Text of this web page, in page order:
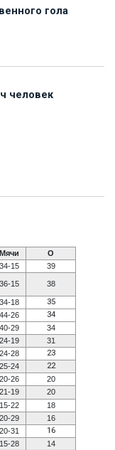
гола
человек
Мячи
О
34-15 39
36-15 38
34-18 35
44-26 34
40-29
34
24-19
31
24-28 23
25-24 22
20-26
20
21-19
20
15-22
18
20-29
16
20-31 16
15-28
14